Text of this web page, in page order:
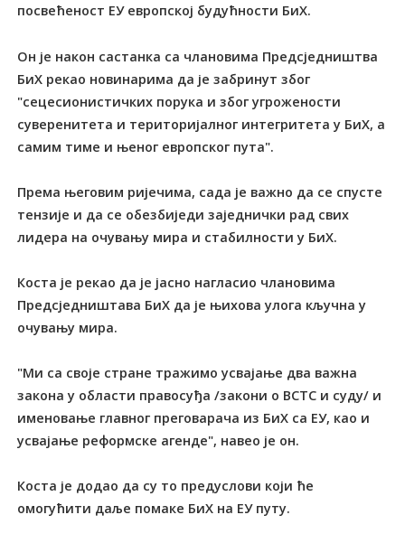
посвећеност ЕУ европској будућности БиХ.
Он је након састанка са члановима Предсједништва
БиХ рекао новинарима да је забринут због
"сецесионистичких порука и због угрожености
суверенитета и територијалног интегритета у БиХ, а
самим тиме и њеног европског пута".
Према његовим ријечима, сада је важно да се спусте
тензије и да се обезбиједи заједнички рад свих
лидера на очувању мира и стабилности у БиХ.
Коста је рекао да је јасно нагласио члановима
Предсједништава БиХ да је њихова улога кључна у
очувању мира.
"Ми са своје стране тражимо усвајање два важна
закона у области правосуђа /закони о ВСТС и суду/ и
именовање главног преговарача из БиХ са ЕУ, као и
усвајање реформске агенде", навео је он.
Коста је додао да су то предуслови који ће
омогућити даље помаке БиХ на ЕУ путу.